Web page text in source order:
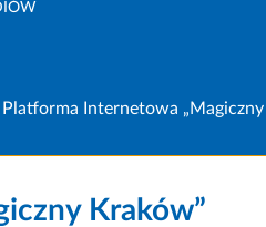
Internetowa
Kraków”